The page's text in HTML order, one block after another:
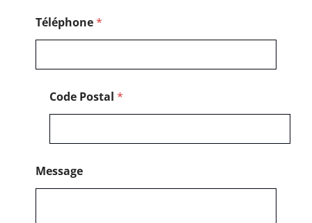
Téléphone*
Code Postal *
Message